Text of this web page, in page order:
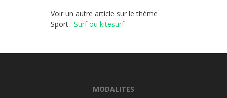
Voir un autre article sur le thème
Sport : Surf ou kitesurf
MODALITES